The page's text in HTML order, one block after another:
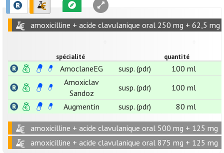
amoxicilline + acide clavulanique oral 250 mg + 62,5 mg
spécialité quantité
AmoclaneEG susp. (pdr)
100 ml
Amoxiclav
Sandoz
susp. (pdr)
100 ml
Augmentin
susp. (pdr) 80 ml
amoxicilline + acide clavulanique oral 500 mg + 125 mg
amoxicilline + acide clavulanique oral 875 mg + 125 mg